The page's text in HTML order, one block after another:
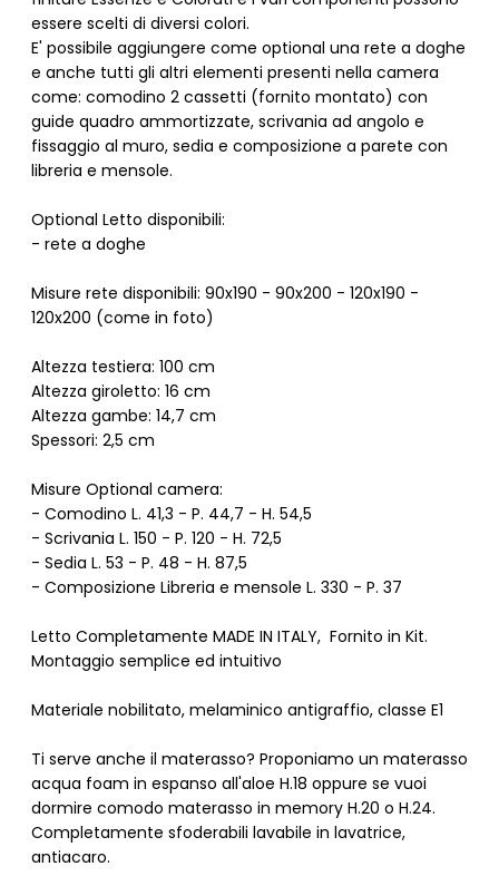
essere scelti di diversi colori.
E' possibile aggiungere come optional una rete a doghe
e anche tutti gli altri elementi presenti nella camera
come: comodino 2 cassetti (fornito montato) con
guide quadro ammortizzate, scrivania ad angolo e
fissaggio al muro, sedia e composizione a parete con
libreria e mensole.
Optional Letto disponibili:
- rete a doghe
Misure rete disponibili: 90x190 - 90x200 - 120x190 -
120x200 (come in foto)
Altezza testiera: 100 cm
Altezza giroletto: 16 cm
Altezza gambe: 14,7 cm
Spessori: 2,5 cm
Misure Optional camera:
- Comodino L. 41,3 - P. 44,7 - H. 54,5
- Scrivania L. 150 - P. 120 - H. 72,5
- Sedia L. 53 - P. 48 - H. 87,5
- Composizione Libreria e mensole L. 330 - P. 37
Letto Completamente MADE IN ITALY, Fornito in Kit.
Montaggio semplice ed intuitivo
Materiale nobilitato, melaminico antigraffio, classe E1
Ti serve anche il materasso? Proponiamo un materasso
acqua foam in espanso all'aloe H.18 oppure se vuoi
dormire comodo materasso in memory H.20 o H.24.
Completamente sfoderabili lavabile in lavatrice,
antiacaro.